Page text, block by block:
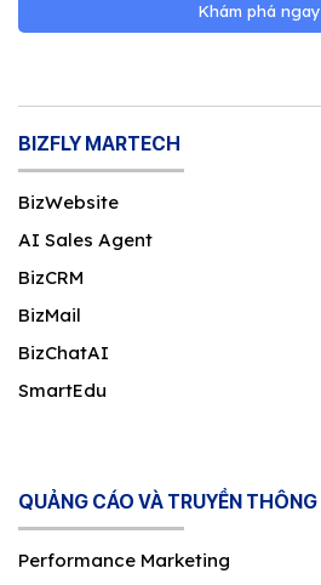
Khám phá ngay
BIZFLY MARTECH
BizWebsite
AI Sales Agent
BizCRM
BizMail
BizChatAI
SmartEdu
QUẢNG CÁO VÀ TRUYỀN THÔNG
Performance Marketing